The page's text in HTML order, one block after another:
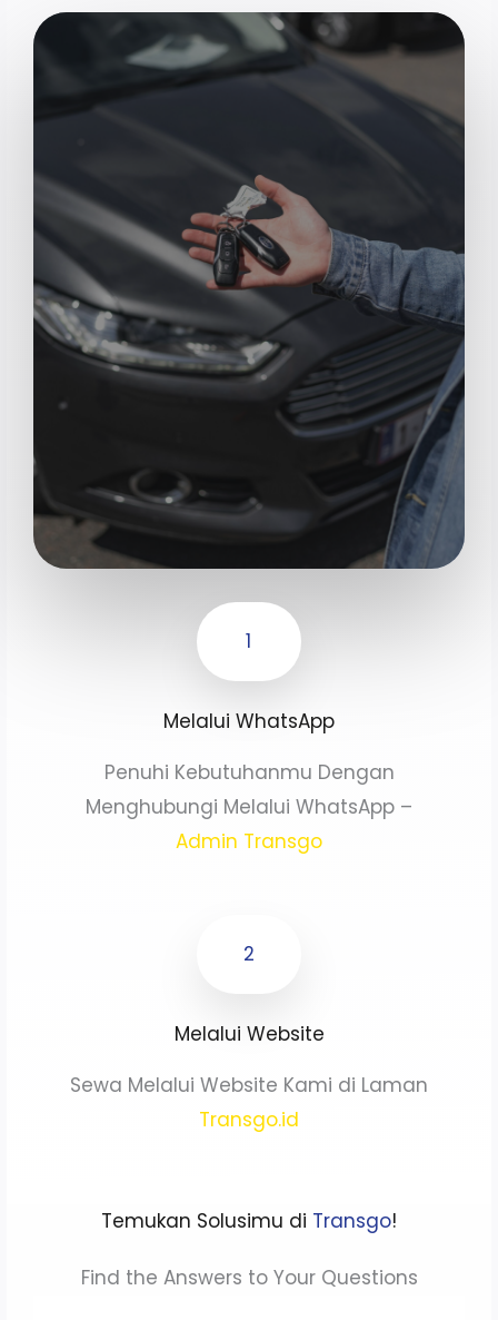
1
Melalui WhatsApp
Penuhi Kebutuhanmu Dengan
Menghubungi Melalui WhatsApp –
Admin Transgo
2
Melalui Website
Sewa Melalui Website Kami di Laman
Transgo.id
Temukan Solusimu di Transgo!
Find the Answers to Your Questions